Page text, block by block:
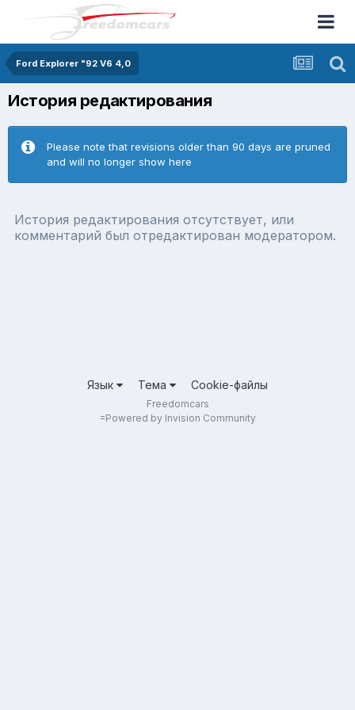
Ford Explorer "92 V6 4,0
История редактирования
Please note that revisions older than 90 days are pruned
and will no longer show here
История редактирования отсутствует, или
комментарий был отредактирован модератором.
Язык Тема Cookie-файлы
Freedomcars
=Powered by Invision Community